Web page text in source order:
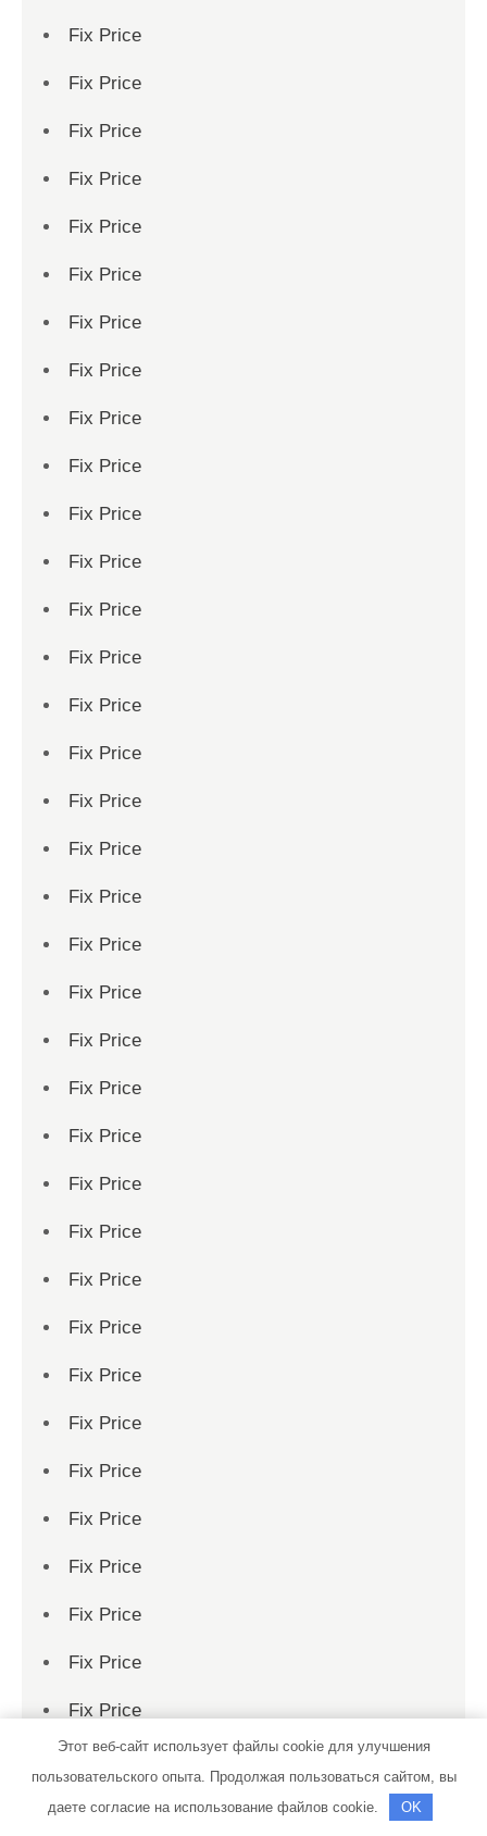
Fix Price
Fix Price
Fix Price
Fix Price
Fix Price
Fix Price
Fix Price
Fix Price
Fix Price
Fix Price
Fix Price
Fix Price
Fix Price
Fix Price
Fix Price
Fix Price
Fix Price
Fix Price
Fix Price
Fix Price
Fix Price
Fix Price
Fix Price
Fix Price
Fix Price
Fix Price
Fix Price
Fix Price
Fix Price
Fix Price
Fix Price
Fix Price
Fix Price
Fix Price
Fix Price
Fix Price
Fix Price
Fix Price
Этот веб-сайт использует файлы cookie для улучшения
пользовательского опыта. Продолжая пользоваться сайтом, вы
даете согласие на использование файлов cookie.
OK